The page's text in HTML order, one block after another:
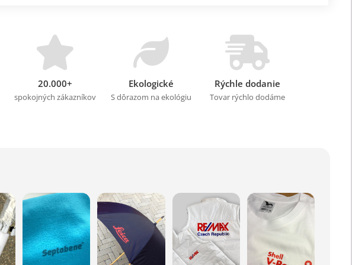
20.000+
spokojných zákazníkov
Ekologické
S dôrazom na ekológiu
Rýchle dodanie
Tovar rýchlo dodáme